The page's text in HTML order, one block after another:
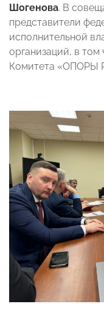
Шогенова. В
представители
исполнительной
организаций, в том
Комитета «ОПОРЫ